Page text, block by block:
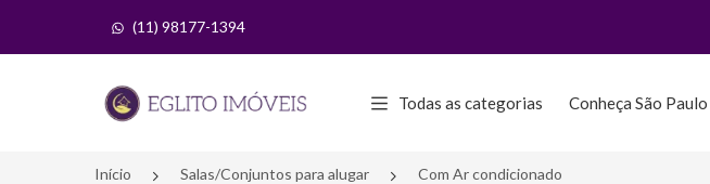
(11) 98177-1394
Página inicial
Todas as categorias Conheça São Paulo
Início Salas/Conjuntos para alugar Com Ar condicionado